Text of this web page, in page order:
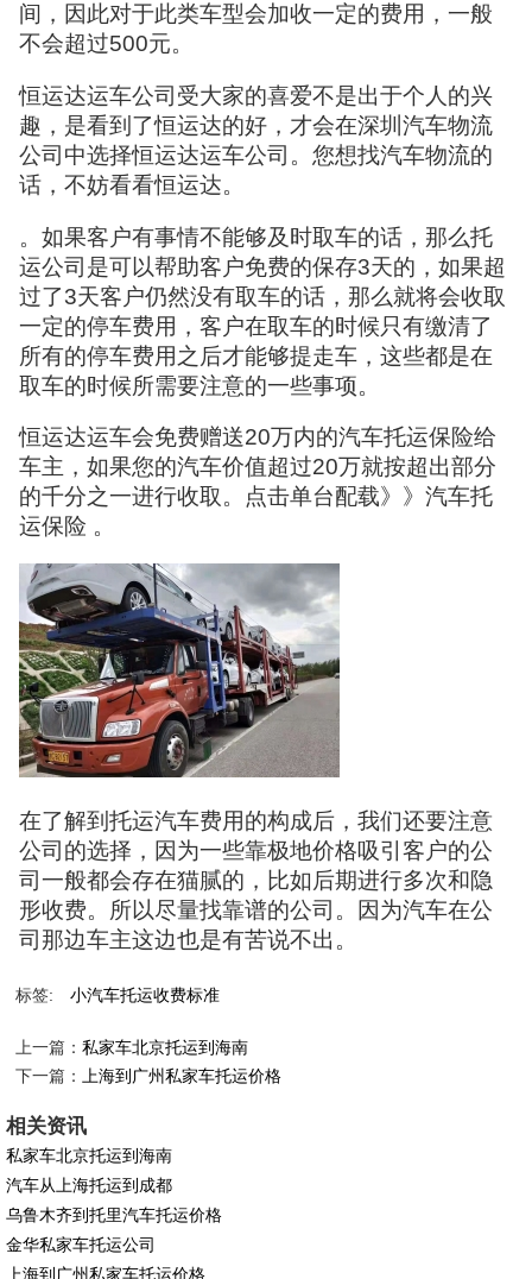
间，因此对于此类车型会加收一定的费用，一般
不会超过500元。
恒运达运车公司受大家的喜爱不是出于个人的兴
趣，是看到了恒运达的好，才会在深圳汽车物流
公司中选择恒运达运车公司。您想找汽车物流的
话，不妨看看恒运达。
。如果客户有事情不能够及时取车的话，那么托
运公司是可以帮助客户免费的保存3天的，如果超
过了3天客户仍然没有取车的话，那么就将会收取
一定的停车费用，客户在取车的时候只有缴清了
所有的停车费用之后才能够提走车，这些都是在
取车的时候所需要注意的一些事项。
恒运达运车会免费赠送20万内的汽车托运保险给
车主，如果您的汽车价值超过20万就按超出部分
的千分之一进行收取。点击单台配载》》汽车托
运保险 。
在了解到托运汽车费用的构成后，我们还要注意
公司的选择，因为一些靠极地价格吸引客户的公
司一般都会存在猫腻的，比如后期进行多次和隐
形收费。所以尽量找靠谱的公司。因为汽车在公
司那边车主这边也是有苦说不出。
标签: 小汽车托运收费标准
上一篇：私家车北京托运到海南
下一篇：
上海到广州私家车托运价格
相关资讯
私家车北京托运到海南
汽车从上海托运到成都
乌鲁木齐到托里汽车托运价格
金华私家车托运公司
上海到广州私家车托运价格